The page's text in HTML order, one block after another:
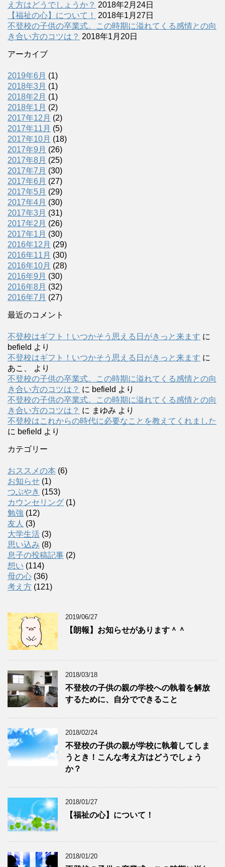
え方はどうでしょうか？ 2018年2月24日
【福祉の心】について！
2018年1月27日
不登校の子供の卒業式。この時期に溢れてくる感情との向
き合い方のコツは？ 2018年1月20日
アーカイブ
2019年6月 (1)
2018年3月 (1)
2018年2月 (1)
2018年1月 (2)
2017年12月 (2)
2017年11月 (5)
2017年10月 (18)
2017年9月 (26)
2017年8月 (25)
2017年7月 (30)
2017年6月 (27)
2017年5月 (29)
2017年4月 (30)
2017年3月 (31)
2017年2月 (26)
2017年1月 (30)
2016年12月 (29)
2016年11月 (30)
2016年10月 (28)
2016年9月 (30)
2016年8月 (32)
2016年7月 (27)
最近のコメント
不登校はギフト！いつかそう思える日がきっと来ます に
befield より
不登校はギフト！いつかそう思える日がきっと来ます に
あこ、
より
不登校の子供の卒業式。この時期に溢れてくる感情との向
き合い方のコツは？ に befield より
不登校の子供の卒業式。この時期に溢れてくる感情との向
き合い方のコツは？ に まゆみ より
不登校はこれからの時代に必要なことを教えてくれました
に befield より
カテゴリー
おススメの本 (6)
お知らせ (1)
つぶやき (153)
カウンセリング (1)
勉強 (12)
友人 (3)
大学生活 (3)
思い込み (8)
息子の投稿記事 (2)
想い (114)
母の心 (36)
考え方 (121)
2019/06/27
【朗報】お知らせがあります＾＾
2018/03/18
不登校の子供の親の学校への執着を解放
するために、自分でできること
2018/02/24
不登校の子供の親が学校に執着してしま
うとき！こんな考え方はどうでしょう
か？
2018/01/27
【福祉の心】について！
2018/01/20